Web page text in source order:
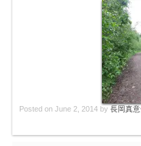
Posted on June 2, 2014 by 長岡真